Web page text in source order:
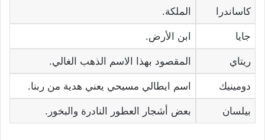
كاساندرا الملكة.
جايا ابن الأرض.
ريتاي المقصود بهذا الاسم الذهب الغالي.
دومينيك اسم ايطالي مسيحي يعني هدية من ربنا.
بيلسان بعض أشجار العطور النادرة والبخور.